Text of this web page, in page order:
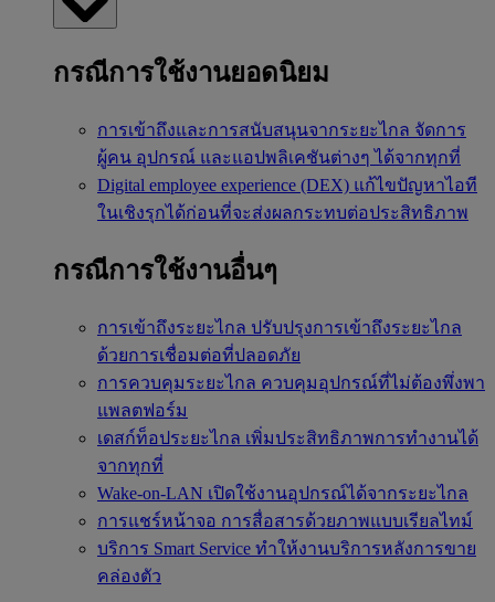
กรณีการใช้งานยอดนิยม
การเข้าถึงและการสนับสนุนจากระยะไกล จัดการ
ผู้คน อุปกรณ์ และแอปพลิเคชันต่างๆ ได้จากทุกที่
Digital employee experience (DEX) แก้ไขปัญหาไอที
ในเชิงรุกได้ก่อนที่จะส่งผลกระทบต่อประสิทธิภาพ
กรณีการใช้งานอื่นๆ
การเข้าถึงระยะไกล ปรับปรุงการเข้าถึงระยะไกล
ด้วยการเชื่อมต่อที่ปลอดภัย
การควบคุมระยะไกล ควบคุมอุปกรณ์ที่ไม่ต้องพึ่งพา
แพลตฟอร์ม
เดสก์ท็อประยะไกล เพิ่มประสิทธิภาพการทำงานได้
จากทุกที่
Wake-on-LAN เปิดใช้งานอุปกรณ์ได้จากระยะไกล
การแชร์หน้าจอ การสื่อสารด้วยภาพแบบเรียลไทม์
บริการ Smart Service ทำให้งานบริการหลังการขาย
คล่องตัว